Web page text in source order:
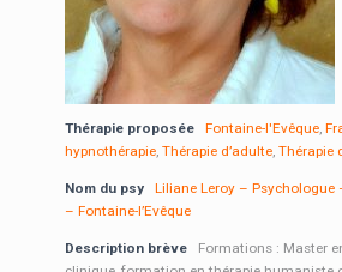
Nom du psy
Liliane Leroy – Psychologue
– Fontaine-l’Evêque
Thérapie proposée Fontaine-l'Evêque,
hypnothérapie, Thérapie d’adulte, Thérapie
Description brève
Formations : Master